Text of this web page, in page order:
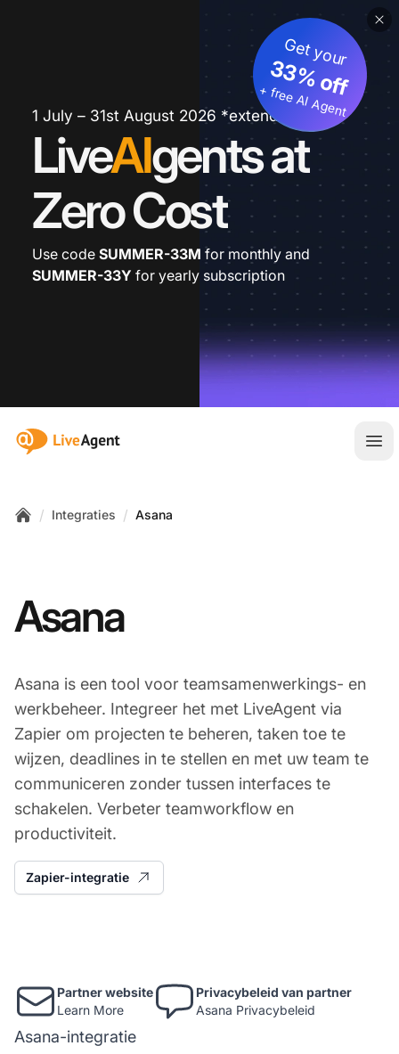
1 July – 31st August 2026 *extended
LiveAIgents at
Zero Cost
Get your
33% off
+ free AI Agent
Use code SUMMER-33M for monthly and
SUMMER-33Y for yearly subscription
:site.title
/ Integraties / Asana
Asana
Asana is een tool voor teamsamenwerkings- en
werkbeheer. Integreer het met LiveAgent via
Zapier om projecten te beheren, taken toe te
wijzen, deadlines in te stellen en met uw team te
communiceren zonder tussen interfaces te
schakelen. Verbeter teamworkflow en
productiviteit.
Zapier-integratie
Partner website
Learn More
Privacybeleid van partner
Asana Privacybeleid
Asana-integratie